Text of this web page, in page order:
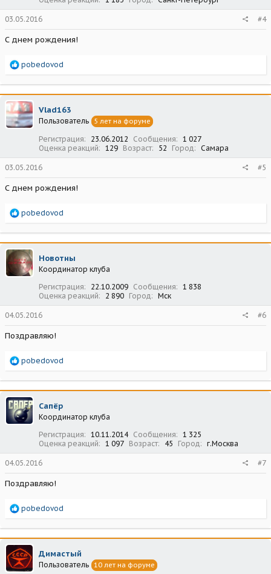
03.05.2016 #4
С днем рождения!
Р
а
к
ц
и
и
pobedovod
Vlad163
Пользователь 5 лет на форуме
Регистрация 23.06.2012 Сообщения
1 027
Оценка реакций
129 Возраст 52 Город Самара
03.05.2016 #5
С днем рождения!
Р
а
к
ц
и
и
pobedovod
Новотны
Координатор клуба
Регистрация
22.10.2009 Сообщения
1 838
Оценка реакций
2 890 Город Мск
04.05.2016 #6
Поздравляю!
Р
а
к
ц
и
и
pobedovod
Сапёр
Координатор клуба
Регистрация
10.11.2014 Сообщения
1 325
Оценка реакций
1 097 Возраст 45 Город г.Москва
04.05.2016 #7
Поздравляю!
Р
а
к
ц
и
и
pobedovod
Димастый
Пользователь 10 лет на форуме